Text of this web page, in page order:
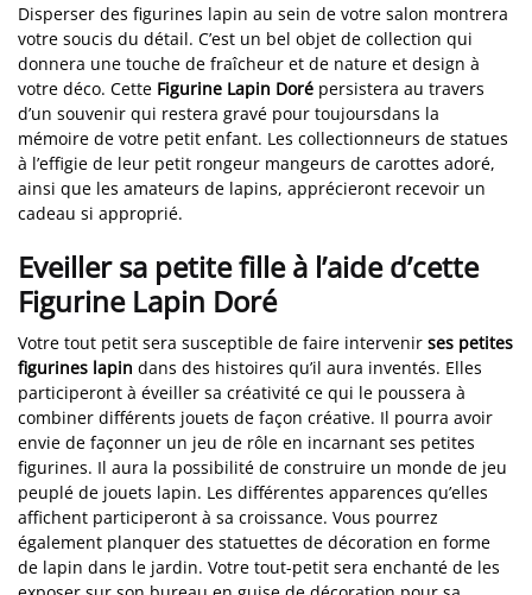
Disperser des figurines lapin au sein de votre salon montrera
votre soucis du détail. C’est un bel objet de collection qui
donnera une touche de fraîcheur et de nature et design à
votre déco. Cette Figurine Lapin Doré persistera au travers
d’un souvenir qui restera gravé pour toujoursdans la
mémoire de votre petit enfant. Les collectionneurs de statues
à l’effigie de leur petit rongeur mangeurs de carottes adoré,
ainsi que les amateurs de lapins, apprécieront recevoir un
cadeau si approprié.
Eveiller sa petite fille à l’aide d’cette
Figurine Lapin Doré
Votre tout petit sera susceptible de faire intervenir ses petites
figurines lapin dans des histoires qu’il aura inventés. Elles
participeront à éveiller sa créativité ce qui le poussera à
combiner différents jouets de façon créative. Il pourra avoir
envie de façonner un jeu de rôle en incarnant ses petites
figurines. Il aura la possibilité de construire un monde de jeu
peuplé de jouets lapin. Les différentes apparences qu’elles
affichent participeront à sa croissance. Vous pourrez
également planquer des statuettes de décoration en forme
de lapin dans le jardin. Votre tout-petit sera enchanté de les